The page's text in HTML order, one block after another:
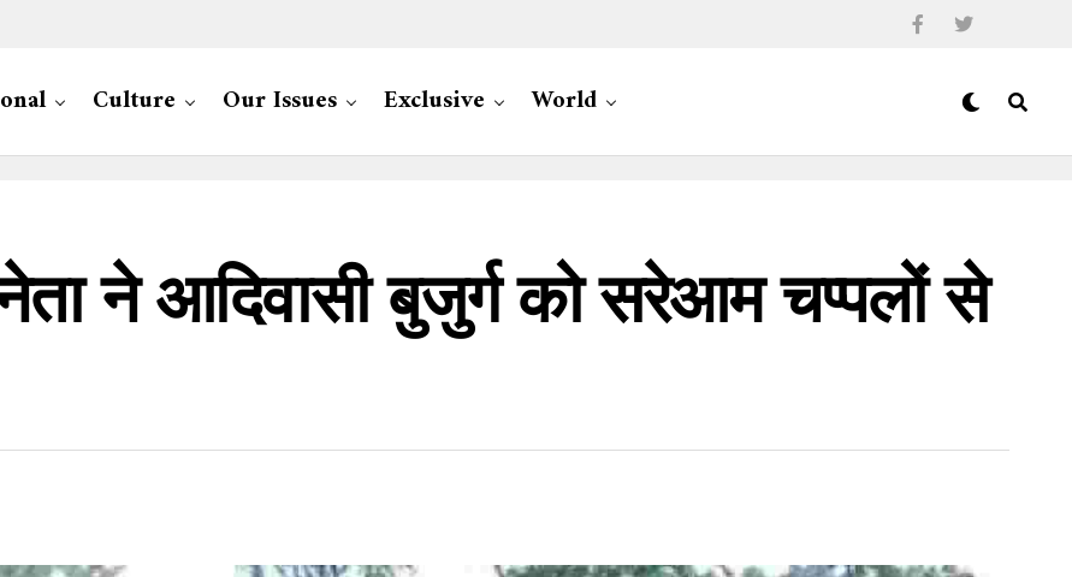
Culture Our Issues Exclusive World
ने आदिवासी बुजुर्ग को सरेआम चप्पलों से